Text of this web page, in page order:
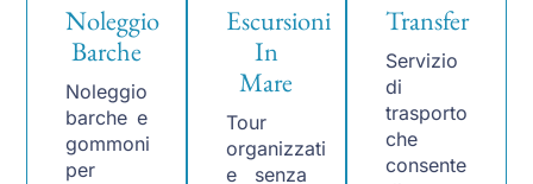
Noleggio
Barche
Noleggio
barche e
gommoni
per
Escursioni
In
Mare
Tour
organizzati
e senza
Transfer
Servizio
di
trasporto
che
consente